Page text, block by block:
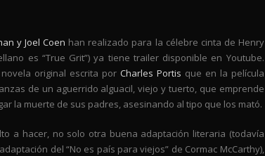
y Joel Coen han realizado para la célebre cinta de Henry
es “True Grit”) ya tiene trailer disponible en Youtube.
original escrita por Charles Portis que en la película
de un aguerrido alguacil, viejo y tuerto, que emprende
la muerte de sus padres, asesinando al tipo que los mató.
a hacer, no solo otra buena adaptación literaria (todavía
del “No es país para viejos” de Cormac McCarthy),